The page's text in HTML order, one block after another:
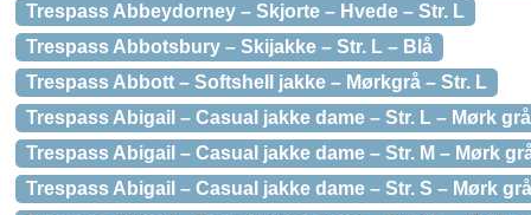
Trespass Abbeydorney – Skjorte – Hvede – Str. L
Trespass Abbotsbury – Skijakke – Str. L – Blå
Trespass Abbott – Softshell jakke – Mørkgrå – Str. L
Trespass Abigail – Casual jakke dame – Str. L – Mørk grå
Trespass Abigail – Casual jakke dame – Str. M – Mørk
Trespass Abigail – Casual jakke dame – Str. S – Mørk grå